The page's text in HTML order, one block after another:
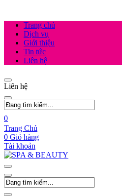
Trang chủ
Dịch vụ
Giới thiệu
Tin tức
Liên hệ
Liên hệ
0
Trang Chủ
0 Giỏ hàng
Tài khoản